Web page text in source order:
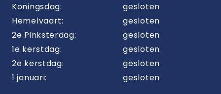
Koningsdag:
gesloten
Hemelvaart:
gesloten
2e Pinksterdag:
gesloten
1e kerstdag:
gesloten
2e kerstdag:
gesloten
1 januari:
gesloten